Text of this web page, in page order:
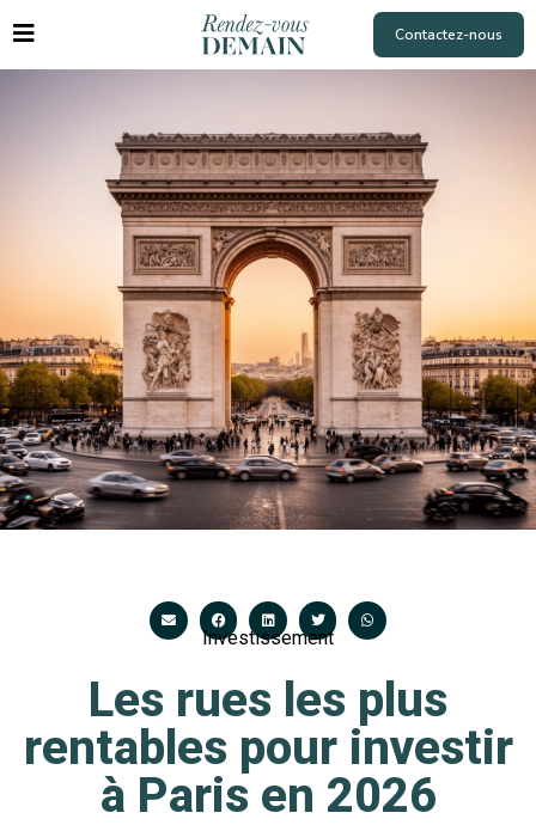
Contactez-nous
Investissement
Les rues les plus
rentables pour investir
à Paris en 2026